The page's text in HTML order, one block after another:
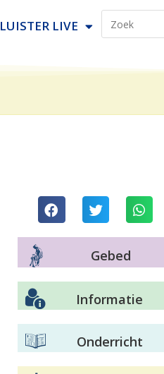
LUISTER LIVE
Gebed
Informatie
Onderricht